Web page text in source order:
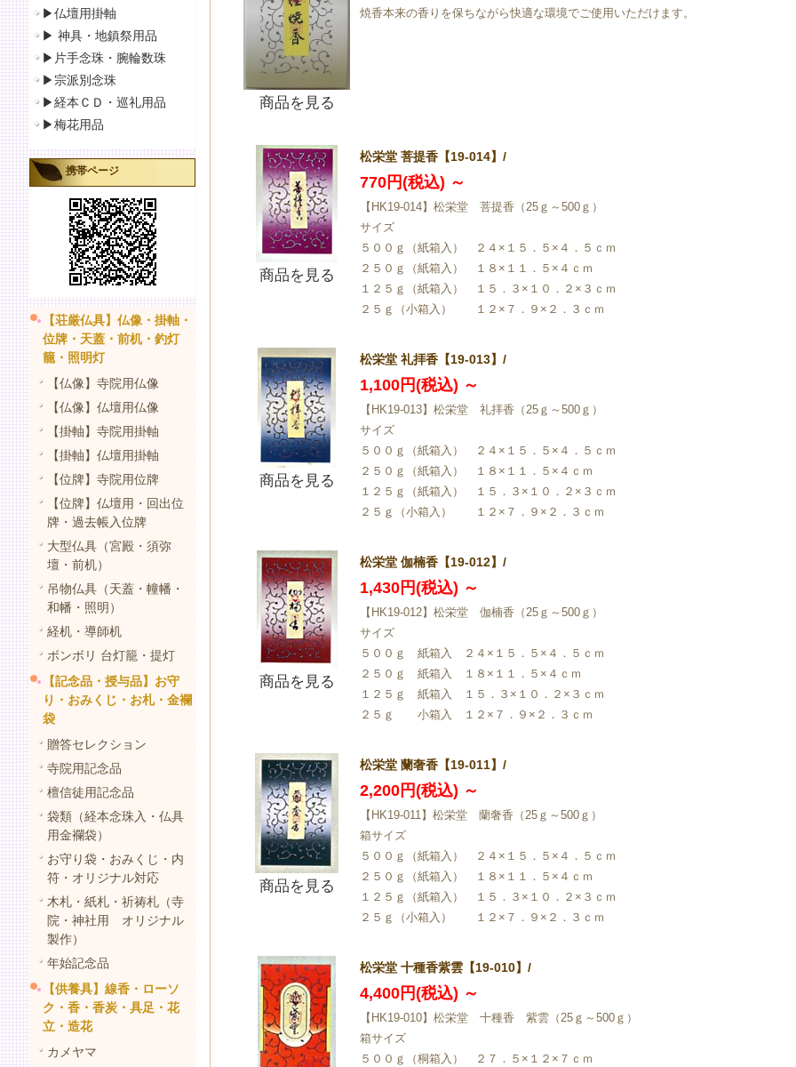
▶仏壇用掛軸
▶ 神具・地鎮祭用品
▶ 片手念珠・腕輪数珠
▶ 宗派別念珠
▶経本ＣＤ・巡礼用品
▶梅花用品
携帯ページ
【荘厳仏具】仏像・掛軸・
位牌・天蓋・前机・釣灯
籠・照明灯
【仏像】寺院用仏像
【仏像】仏壇用仏像
【掛軸】寺院用掛軸
【掛軸】仏壇用掛軸
【位牌】寺院用位牌
【位牌】仏壇用・回出位
牌・過去帳入位牌
大型仏具（宮殿・須弥
壇・前机）
吊物仏具（天蓋・幢幡・
和幡・照明）
経机・導師机
ボンボリ 台灯籠・提灯
【記念品・授与品】お守
り・おみくじ・お札・金襴
袋
贈答セレクション
寺院用記念品
檀信徒用記念品
袋類（経本念珠入・仏具
用金襴袋）
お守り袋・おみくじ・内
符・オリジナル対応
木札・紙札・祈祷札（寺
院・神社用 オリジナル
製作）
年始記念品
【供養具】線香・ローソ
ク・香・香炭・具足・花
立・造花
カメヤマ
商品を見る
焼香本来の香りを保ちながら快適な環境でご使用いただけます。
商品を見る
松栄堂 菩提香【19-014】/
770円(税込) ～
【HK19-014】松栄堂 菩提香（25ｇ～500ｇ）
サイズ
５００ｇ（紙箱入） ２４×１５．５×４．５ｃｍ
２５０ｇ（紙箱入） １８×１１．５×４ｃｍ
１２５ｇ（紙箱入） １５．３×１０．２×３ｃｍ
２５ｇ（小箱入） １２×７．９×２．３ｃｍ
商品を見る
松栄堂 礼拝香【19-013】/
1,100円(税込) ～
【HK19-013】松栄堂 礼拝香（25ｇ～500ｇ）
サイズ
５００ｇ（紙箱入） ２４×１５．５×４．５ｃｍ
２５０ｇ（紙箱入） １８×１１．５×４ｃｍ
１２５ｇ（紙箱入） １５．３×１０．２×３ｃｍ
２５ｇ（小箱入） １２×７．９×２．３ｃｍ
商品を見る
松栄堂 伽楠香【19-012】/
1,430円(税込) ～
【HK19-012】松栄堂 伽楠香（25ｇ～500ｇ）
サイズ
５００ｇ 紙箱入 ２４×１５．５×４．５ｃｍ
２５０ｇ 紙箱入 １８×１１．５×４ｃｍ
１２５ｇ 紙箱入 １５．３×１０．２×３ｃｍ
２５ｇ 小箱入 １２×７．９×２．３ｃｍ
商品を見る
松栄堂 蘭奢香【19-011】/
2,200円(税込) ～
【HK19-011】松栄堂 蘭奢香（25ｇ～500ｇ）
箱サイズ
５００ｇ（紙箱入） ２４×１５．５×４．５ｃｍ
２５０ｇ（紙箱入） １８×１１．５×４ｃｍ
１２５ｇ（紙箱入） １５．３×１０．２×３ｃｍ
２５ｇ（小箱入） １２×７．９×２．３ｃｍ
松栄堂 十種香紫雲【19-010】/
4,400円(税込) ～
【HK19-010】松栄堂 十種香 紫雲（25ｇ～500ｇ）
箱サイズ
５００ｇ（桐箱入） ２７．５×１２×７ｃｍ